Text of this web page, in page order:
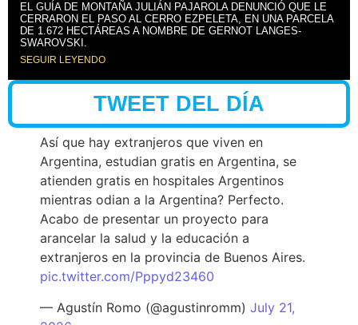
EL GUÍA DE MONTAÑA JULIÁN PAJAROLA DENUNCIÓ QUE LE
CERRARON EL PASO AL CERRO EZPELETA, EN UNA PARCELA
DE 1.672 HECTÁREAS A NOMBRE DE GERNOT LANGES-
SWAROVSKI.
SEGUIR LEYENDO
TWEET DEL DÍA
Así que hay extranjeros que viven en
Argentina, estudian gratis en Argentina, se
atienden gratis en hospitales Argentinos
mientras odian a la Argentina? Perfecto.
Acabo de presentar un proyecto para
arancelar la salud y la educación a
extranjeros en la provincia de Buenos Aires.
pic.twitter.com/Pppyd23460
— Agustín Romo (@agustinromm) July 21,